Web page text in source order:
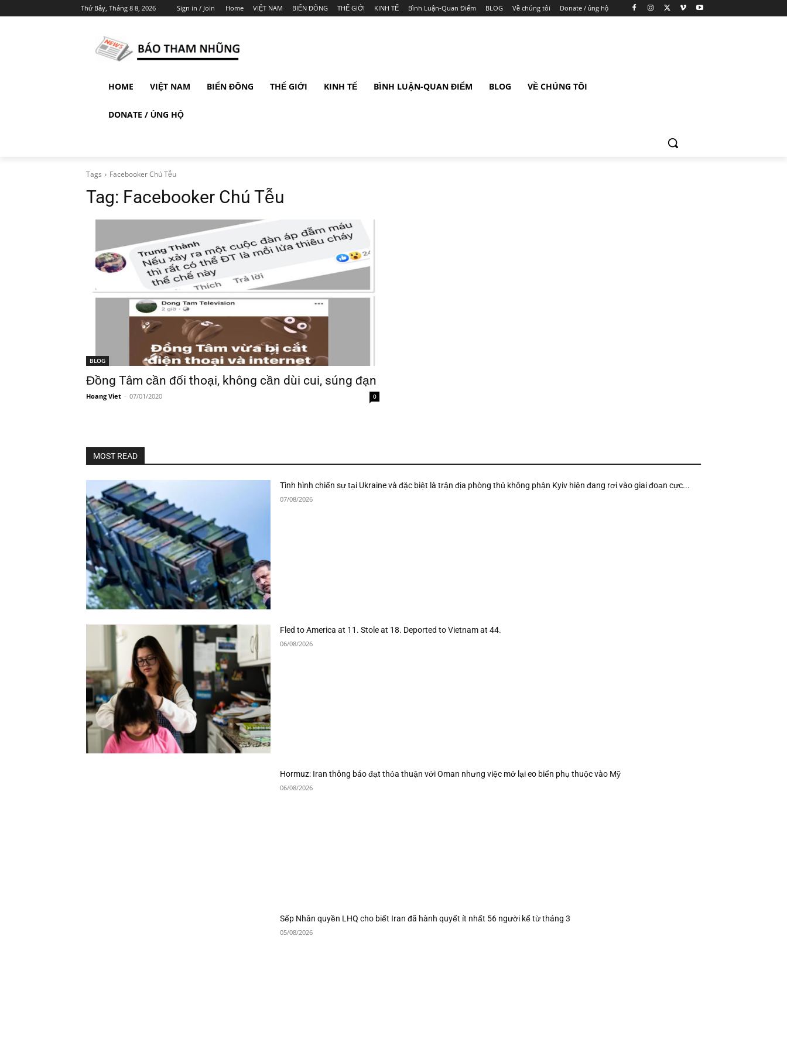
Thứ Bảy, Tháng 8 8, 2026 Sign in / Join Home VIỆT NAM BIỂN ĐÔNG THẾ GIỚI KINH TẾ Bình Luận-Quan Điểm BLOG Về chúng tôi Donate / ủng hộ
HOME VIỆT NAM BIỂN ĐÔNG THẾ GIỚI KINH TẾ BÌNH LUẬN-QUAN ĐIỂM BLOG VỀ CHÚNG TÔI
DONATE / ỦNG HỘ
Tags Facebooker Chú Tễu
Tag: Facebooker Chú Tễu
BLOG
Đồng Tâm cần đối thoại, không cần dùi cui, súng đạn
Hoang Viet - 07/01/2020 0
MOST READ
Tình hình chiến sự tại Ukraine và đặc biệt là trận địa phòng thủ không phận Kyiv hiện đang rơi vào giai đoạn cực...
07/08/2026
Fled to America at 11. Stole at 18. Deported to Vietnam at 44.
06/08/2026
Hormuz: Iran thông báo đạt thỏa thuận với Oman nhưng việc mở lại eo biển phụ thuộc vào Mỹ
06/08/2026
Sếp Nhân quyền LHQ cho biết Iran đã hành quyết ít nhất 56 người kể từ tháng 3
05/08/2026